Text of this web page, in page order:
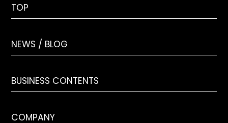
TOP
NEWS / BLOG
BUSINESS CONTENTS
COMPANY